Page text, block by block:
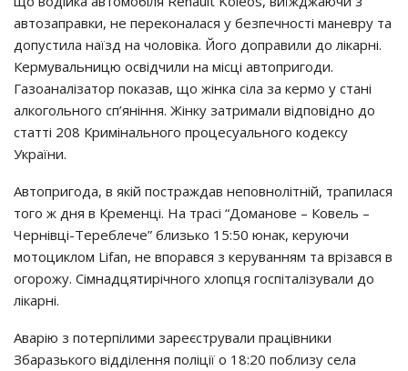
автозаправки, не переконалася у безпечності маневру та
допустила наїзд на чоловіка. Його доправили до лікарні.
Кермувальницю освідчили на місці автопригоди.
Газоаналізатор показав, що жінка сіла за кермо у стані
алкогольного сп’яніння. Жінку затримали відповідно до
статті 208 Кримінального процесуального кодексу
України.
Автопригода, в якій постраждав неповнолітній, трапилася
того ж дня в Кременці. На трасі “Доманове – Ковель –
Чернівці-Тереблече” близько 15:50 юнак, керуючи
мотоциклом Lifan, не впорався з керуванням та врізався в
огорожу. Сімнадцятирічного хлопця госпіталізували до
лікарні.
Аварію з потерпілими зареєстрували працівники
Збаразького відділення поліції о 18:20 поблизу села